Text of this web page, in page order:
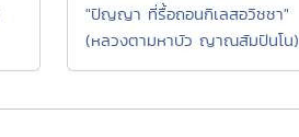
"ปัญญา ที่รื้อถอนกิเลสอวิชชา"
(หลวงตามหาบัว ญาณสัมปันโน)